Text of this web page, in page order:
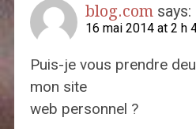
blog.com says:
16 mai 2014 at 2 h
Puis-je vous prendre
mon site
web personnel ?